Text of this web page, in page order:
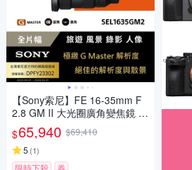
【Sony索尼】FE 16-35mm F
2.8 GM II 大光圈廣角變焦鏡 S
EL1635GM2 (公司貨 保固 24
個月)
$65,940 $69,410
5 (1)